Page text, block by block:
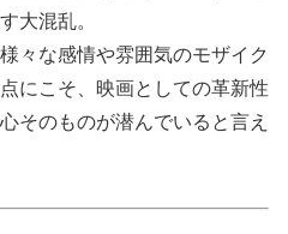
大混乱。
々な感情や雰囲気のモザイク
にこそ、映画としての革新性
のものが潜んでいると言え